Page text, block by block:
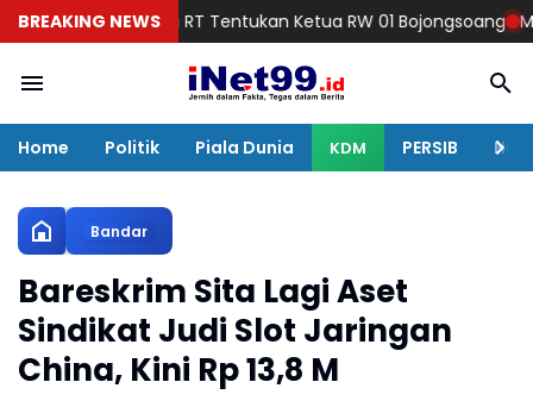
BREAKING NEWS
Lima RT Tentukan Ketua RW 01 Bojongsoang Malam
Home Politik Piala Dunia KDM PERSIB
Bandar
Bareskrim Sita Lagi Aset
Sindikat Judi Slot Jaringan
China, Kini Rp 13,8 M